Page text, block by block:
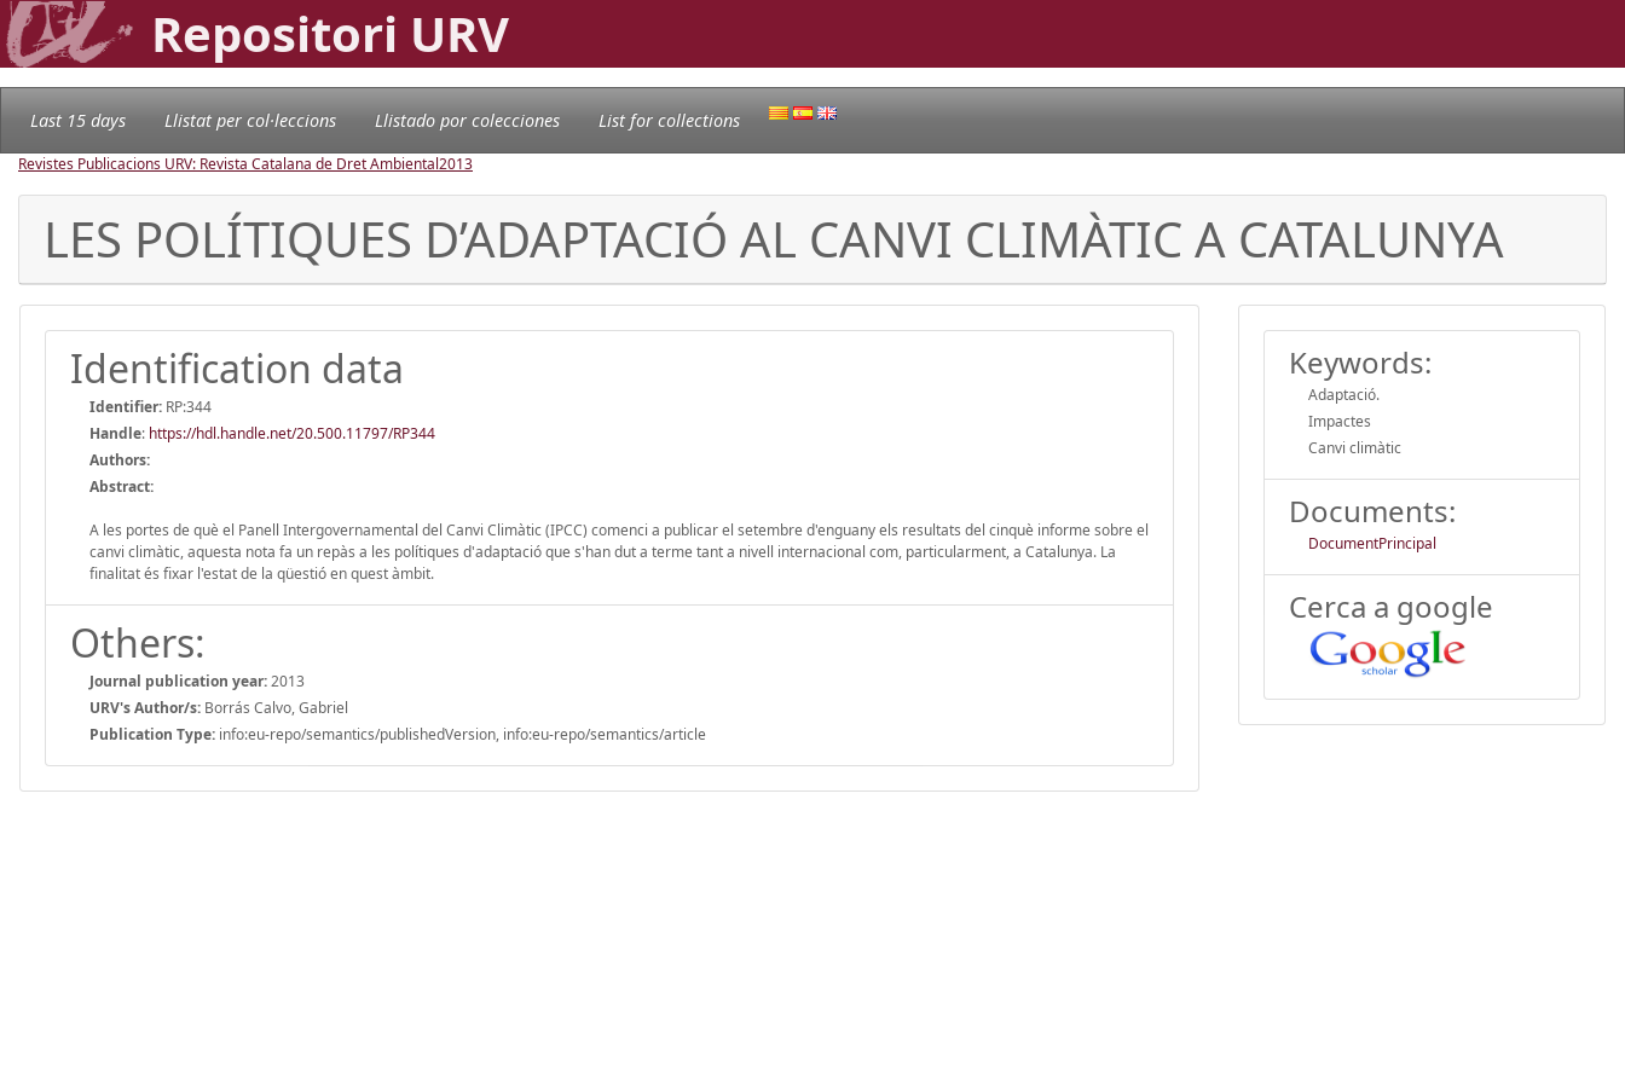
Repositori URV
Last 15 days Llistat per col·leccions Llistado por colecciones List for collections
Revistes Publicacions URV: Revista Catalana de Dret Ambiental2013
LES POLÍTIQUES D’ADAPTACIÓ AL CANVI CLIMÀTIC A CATALUNYA
Identification data
Identifier: RP:344
Handle: https://hdl.handle.net/20.500.11797/RP344
Authors:
Abstract:
A les portes de què el Panell Intergovernamental del Canvi Climàtic (IPCC) comenci a publicar el setembre d'enguany els resultats del cinquè informe sobre el
canvi climàtic, aquesta nota fa un repàs a les polítiques d'adaptació que s'han dut a terme tant a nivell internacional com, particularment, a Catalunya. La
finalitat és fixar l'estat de la qüestió en quest àmbit.
Others:
Journal publication year:2013
URV's Author/s: Borrás Calvo, Gabriel
Publication Type: info:eu-repo/semantics/publishedVersion, info:eu-repo/semantics/article
Keywords:
Adaptació.
Impactes
Canvi climàtic
Documents:
DocumentPrincipal
Cerca a google